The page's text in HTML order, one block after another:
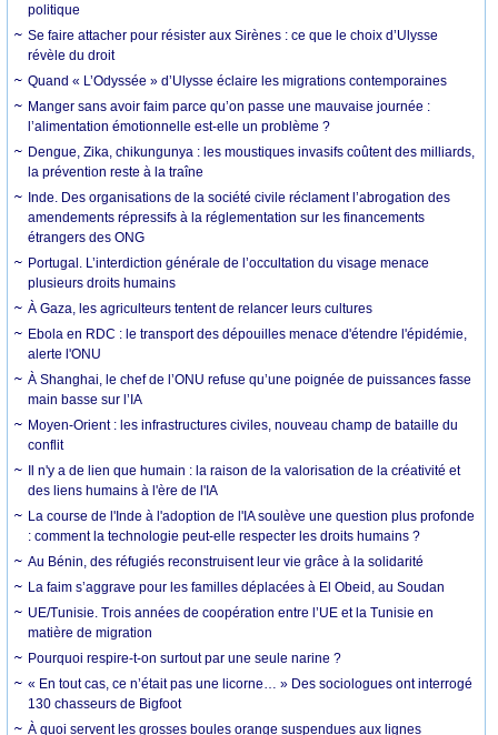
politique
Se faire attacher pour résister aux Sirènes : ce que le choix d’Ulysse
révèle du droit
Quand « L’Odyssée » d’Ulysse éclaire les migrations contemporaines
Manger sans avoir faim parce qu’on passe une mauvaise journée :
l’alimentation émotionnelle est-elle un problème ?
Dengue, Zika, chikungunya : les moustiques invasifs coûtent des milliards,
la prévention reste à la traîne
Inde. Des organisations de la société civile réclament l’abrogation des
amendements répressifs à la réglementation sur les financements
étrangers des ONG
Portugal. L’interdiction générale de l’occultation du visage menace
plusieurs droits humains
À Gaza, les agriculteurs tentent de relancer leurs cultures
Ebola en RDC : le transport des dépouilles menace d'étendre l'épidémie,
alerte l'ONU
À Shanghai, le chef de l’ONU refuse qu’une poignée de puissances fasse
main basse sur l’IA
Moyen-Orient : les infrastructures civiles, nouveau champ de bataille du
conflit
Il n'y a de lien que humain : la raison de la valorisation de la créativité et
des liens humains à l'ère de l'IA
La course de l'Inde à l'adoption de l'IA soulève une question plus profonde
: comment la technologie peut-elle respecter les droits humains ?
Au Bénin, des réfugiés reconstruisent leur vie grâce à la solidarité
La faim s’aggrave pour les familles déplacées à El Obeid, au Soudan
UE/Tunisie. Trois années de coopération entre l’UE et la Tunisie en
matière de migration
Pourquoi respire-t-on surtout par une seule narine ?
« En tout cas, ce n’était pas une licorne… » Des sociologues ont interrogé
130 chasseurs de Bigfoot
À quoi servent les grosses boules orange suspendues aux lignes